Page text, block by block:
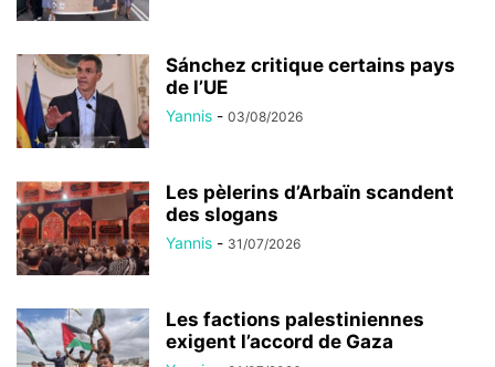
Sánchez critique certains pays
de l’UE
Yannis - 03/08/2026
Les pèlerins d’Arbaïn scandent
des slogans
Yannis - 31/07/2026
Les factions palestiniennes
exigent l’accord de Gaza